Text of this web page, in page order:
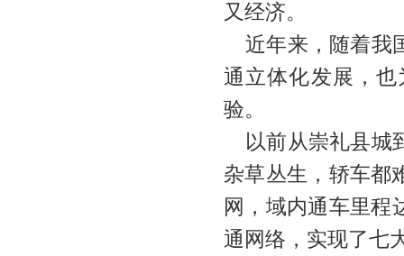
又经济。
近年来，随着我
通立体化发展，
验。
以前从崇礼县
杂草丛生，轿车都
网，域内通车里程
通网络，实现了七